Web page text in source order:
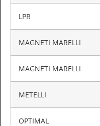
LPR
MAGNETI MARELLI
MAGNETI MARELLI
METELLI
OPTIMAL